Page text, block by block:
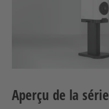
Aperçu de la série